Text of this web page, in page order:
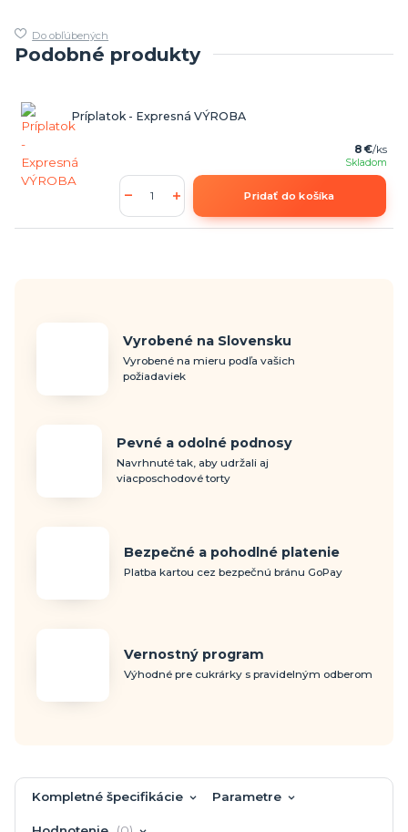
Do obľúbených
Podobné produkty
Príplatok - Expresná VÝROBA
8 €/ks
Skladom
Pridať do košíka
Vyrobené na Slovensku
Vyrobené na mieru podľa vašich
požiadaviek
Pevné a odolné podnosy
Navrhnuté tak, aby udržali aj
viacposchodové torty
Bezpečné a pohodlné platenie
Platba kartou cez bezpečnú bránu GoPay
Vernostný program
Výhodné pre cukrárky s pravidelným odberom
Kompletné špecifikácie Parametre